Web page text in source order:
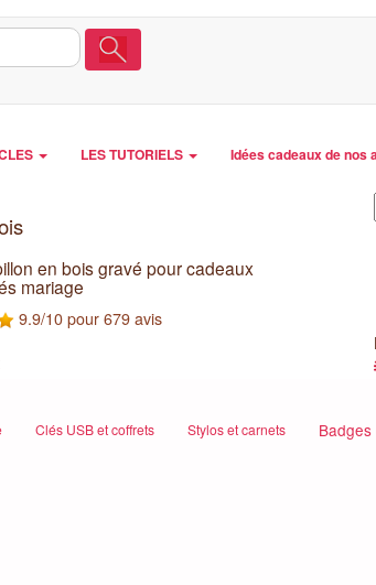
LES TUTORIELS Idées cadeaux de nos
en bois gravé pour cadeaux
mariage
9.9/10 pour 679 avis
Clés USB et coffrets Stylos et carnets